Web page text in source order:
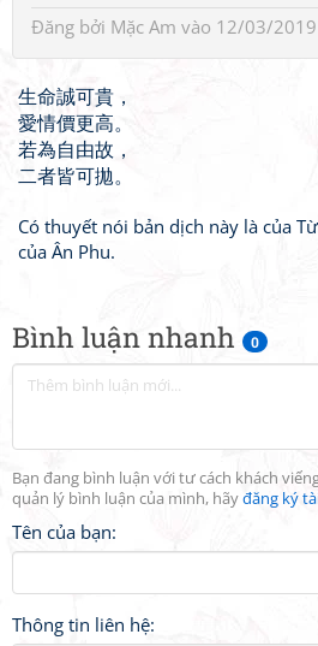
Bình luận nhanh 0
Bạn đang bình luận với tư cách khách
quản lý bình luận của mình, hãyđăng ký
Tên của bạn:
Thông tin liên hệ:
Đăng bởi Mặc Am vào 12/03/
生命誠可貴，
愛情價更高。
若為自由故，
二者皆可拋。
Có thuyết nói bản dịch này là của
của Ân Phu.